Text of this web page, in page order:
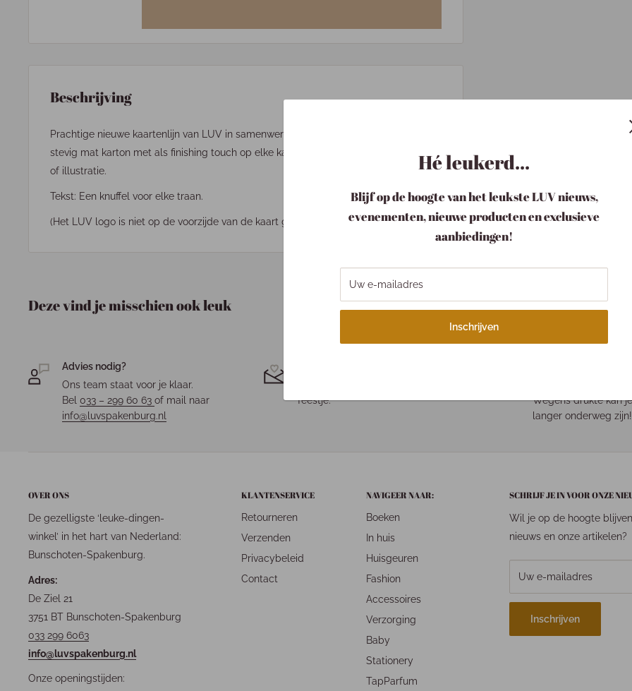
Hé leukerd...
Blijf op de hoogte van het leukste LUV nieuws,
evenementen, nieuwe producten en exclusieve
aanbiedingen!
Uw e-mailadres
Inschrijven
Beschrijving
Prachtige nieuwe kaartenlijn van LUV in samenwerking met Baaij. Mooie teksten op
stevig mat karton met als finishing touch op elke kaart een glinstering over de tekst
of illustratie.
Tekst: Een knuffel voor elke traan.
(Het LUV logo is niet op de voorzijde van de kaart gedrukt.)
Deze vind je misschien ook leuk
Advies nodig?
Ons team staat voor je klaar.
Bel 033 – 299 60 63 of mail naar
info@luvspakenburg.nl
feestje.
Binnen 1-3
Wegens drukte kan
langer onderweg zijn!
OVER ONS
De gezelligste ‘leuke-dingen-
winkel’ in het hart van Nederland:
Bunschoten-Spakenburg.
Adres:
De Ziel 21
3751 BT Bunschoten-Spakenburg
033 299 6063
info@luvspakenburg.nl
Onze openingstijden:
KLANTENSERVICE
Retourneren
Verzenden
Privacybeleid
Contact
NAVIGEER NAAR:
Boeken
In huis
Huisgeuren
Fashion
Accessoires
Verzorging
Baby
Stationery
TapParfum
SCHRIJF JE IN VOOR ONZE
Wil je op de hoogte
nieuws en onze artikelen?
Uw e-mailadres
Inschrijven